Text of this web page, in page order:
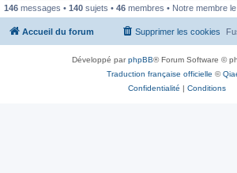
146 messages • 140 sujets • 46 membres • Notre membre
Accueil du forum Supprimer les cookies
Développé parphpBB® Forum Software ©
Traduction française officielle ©
Confidentialité | Conditions